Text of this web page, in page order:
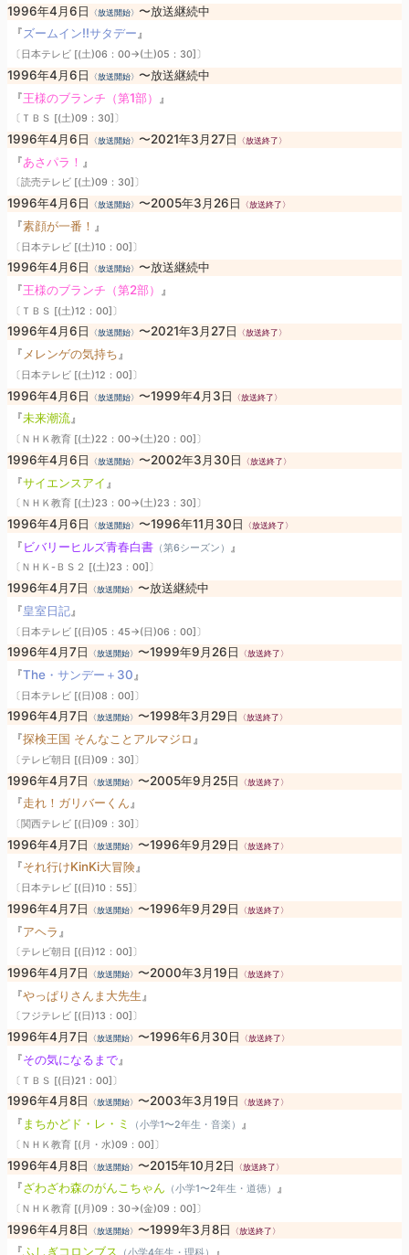
1996年4月6日 〈放送開始〉 〜放送継続中
『ズームイン!!サタデー』
〔日本テレビ [(土)06：00→(土)05：30]〕
1996年4月6日 〈放送開始〉 〜放送継続中
『王様のブランチ（第1部） 』
〔ＴＢＳ [(土)09：30]〕
1996年4月6日 〈放送開始〉 〜2021年3月27日 〈放送終了〉
『あさパラ！ 』
〔読売テレビ [(土)09：30]〕
1996年4月6日 〈放送開始〉 〜2005年3月26日 〈放送終了〉
『素顔が一番！ 』
〔日本テレビ [(土)10：00]〕
1996年4月6日 〈放送開始〉 〜放送継続中
『王様のブランチ（第2部） 』
〔ＴＢＳ [(土)12：00]〕
1996年4月6日 〈放送開始〉 〜2021年3月27日 〈放送終了〉
『 メレンゲの気持ち 』
〔日本テレビ [(土)12：00]〕
1996年4月6日 〈放送開始〉 〜1999年4月3日 〈放送終了〉
『未来潮流』
〔ＮＨＫ教育 [(土)22：00→(土)20：00]〕
1996年4月6日 〈放送開始〉 〜2002年3月30日 〈放送終了〉
『サイエンスアイ 』
〔ＮＨＫ教育 [(土)23：00→(土)23：30]〕
1996年4月6日 〈放送開始〉 〜1996年11月30日 〈放送終了〉
『ビバリーヒルズ青春白書 （第6シーズン） 』
〔ＮＨＫ-ＢＳ２ [(土)23：00]〕
1996年4月7日 〈放送開始〉 〜放送継続中
『皇室日記』
〔日本テレビ [(日)05：45→(日)06：00]〕
1996年4月7日 〈放送開始〉 〜1999年9月26日 〈放送終了〉
『The・サンデー＋30 』
〔日本テレビ [(日)08：00]〕
1996年4月7日 〈放送開始〉 〜1998年3月29日 〈放送終了〉
『探検王国 そんなことアルマジロ 』
〔テレビ朝日 [(日)09：30]〕
1996年4月7日 〈放送開始〉 〜2005年9月25日 〈放送終了〉
『走れ！ガリバーくん』
〔関西テレビ [(日)09：30]〕
1996年4月7日 〈放送開始〉 〜1996年9月29日 〈放送終了〉
『それ行けKinKi大冒険』
〔日本テレビ [(日)10：55]〕
1996年4月7日 〈放送開始〉 〜1996年9月29日 〈放送終了〉
『アヘラ 』
〔テレビ朝日 [(日)12：00]〕
1996年4月7日 〈放送開始〉 〜2000年3月19日 〈放送終了〉
『やっぱりさんま大先生 』
〔フジテレビ [(日)13：00]〕
1996年4月7日 〈放送開始〉 〜1996年6月30日 〈放送終了〉
『その気になるまで』
〔ＴＢＳ [(日)21：00]〕
1996年4月8日 〈放送開始〉 〜2003年3月19日 〈放送終了〉
『 まちかどド・レ・ミ （小学1〜2年生・音楽） 』
〔ＮＨＫ教育 [(月・水)09：00]〕
1996年4月8日 〈放送開始〉 〜2015年10月2日 〈放送終了〉
『ざわざわ森のがんこちゃん （小学1〜2年生・道徳） 』
〔ＮＨＫ教育 [(月)09：30→(金)09：00]〕
1996年4月8日 〈放送開始〉 〜1999年3月8日 〈放送終了〉
『ふしぎコロンブス 』